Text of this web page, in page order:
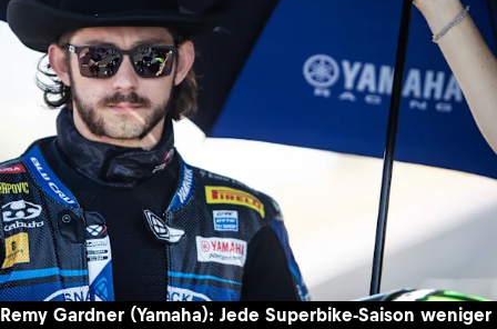
Remy Gardner (Yamaha): Jede Superbike-Saison weniger